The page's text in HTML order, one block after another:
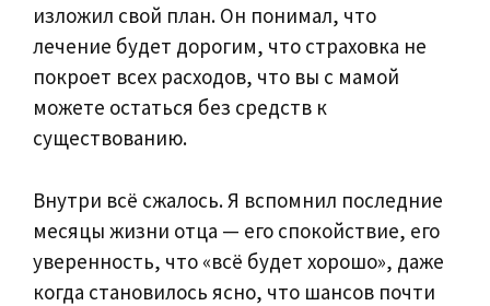
изложил свой план. Он понимал, что
лечение будет дорогим, что страховка не
покроет всех расходов, что вы с мамой
можете остаться без средств к
существованию.
Внутри всё сжалось. Я вспомнил последние
месяцы жизни отца — его спокойствие, его
уверенность, что «всё будет хорошо», даже
когда становилось ясно, что шансов почти